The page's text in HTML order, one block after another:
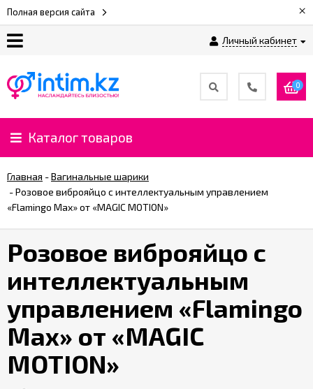
Полная версия сайта ×
Личный кабинет
нас
Доставка
и
⚡
Рассрочка
%
CashBack
%
Партнерам
Служба
качества
0
Каталог товаров
Главная -Вагинальные шарики
-Розовое виброяйцо с интеллектуальным управлением
«Flamingo Max» от «MAGIC MOTION»
Розовое виброяйцо с
интеллектуальным
управлением «Flamingo
Max» от «MAGIC
MOTION»